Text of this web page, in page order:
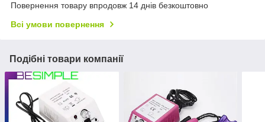
Повернення товару впродовж 14 днів безкоштовно
Всі умови повернення
Подібні товари компанії